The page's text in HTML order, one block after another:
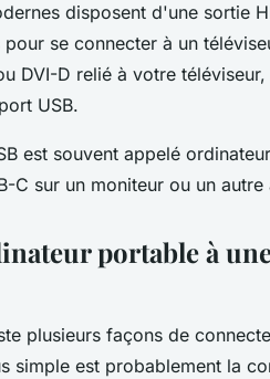
disposent d'une sortie
se connecter à un
DVI-D relié à votre
USB.
est souvent appelé
C sur un moniteur ou un autre
portable à
plusieurs façons de
simple est probablement la